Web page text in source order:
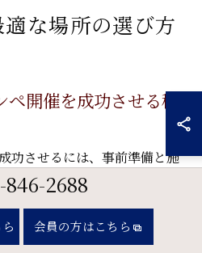
な場所の選び方
ペ開催を成功させる秘
功させるには、事前準備と施
設備やサービスが充実してい
しめるからです。例えば、広
ーのあるゴルフ練習場を利用
846-2688
会員の方はこちら